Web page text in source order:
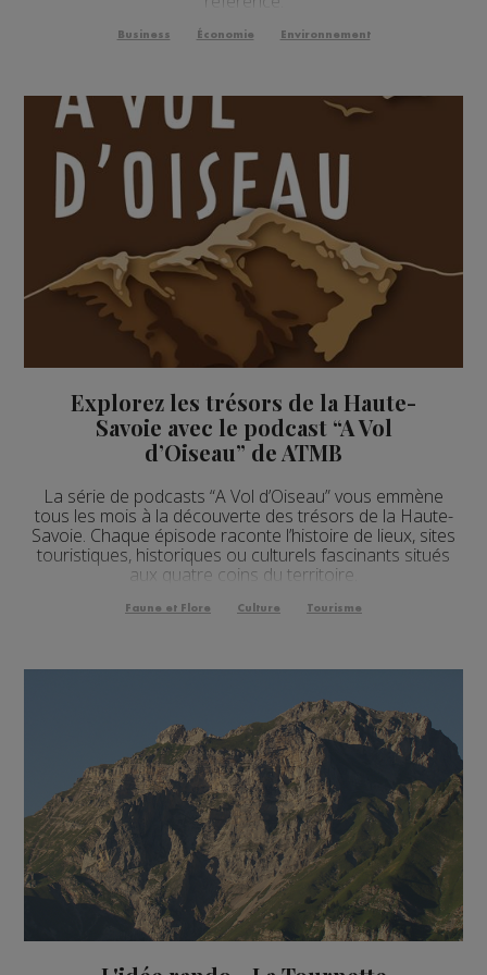
Business Économie Environnement
Explorez les trésors de la Haute-
Savoie avec le podcast “A Vol
d’Oiseau” de ATMB
La série de podcasts “A Vol d’Oiseau” vous emmène
tous les mois à la découverte des trésors de la Haute-
Savoie. Chaque épisode raconte l’histoire de lieux, sites
touristiques, historiques ou culturels fascinants situés
aux quatre coins du territoire.
Faune et Flore Culture Tourisme